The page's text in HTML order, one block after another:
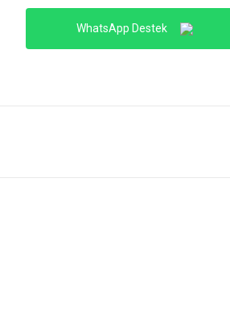
WhatsApp Destek